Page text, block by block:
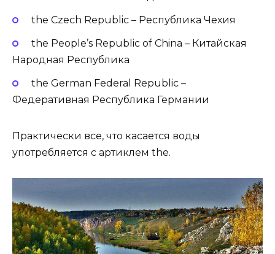
the Czech Republic – Республика Чехия
the People’s Republic of China – Китайская
Народная Республика
the German Federal Republic –
Федеративная Республика Германии
Практически все, что касается воды
употребляется с артиклем the.